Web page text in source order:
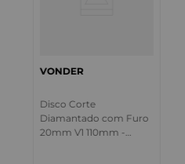
VONDER
Disco Corte
Diamantado com Furo
20mm V1 110mm -